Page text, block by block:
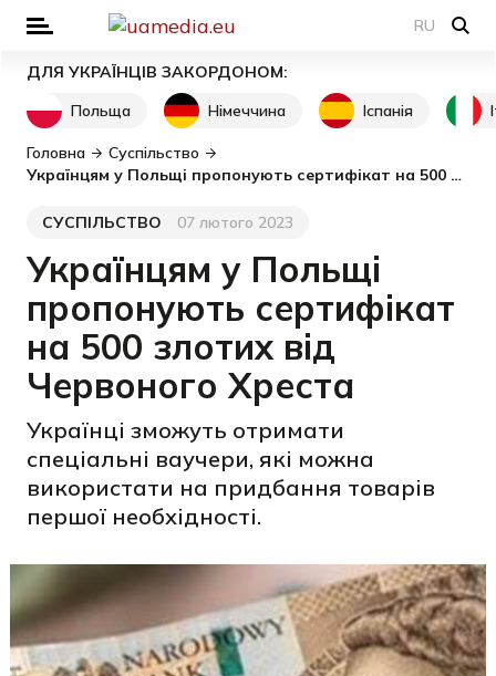
RU
ДЛЯ УКРАЇНЦІВ ЗАКОРДОНОМ:
Польща
Німеччина Іспанія
Головна
Суспільство
Українцям у Польщі пропонують сертифікат на 500 злотих від Червоного Хреста
Категорія
СУСПІЛЬСТВО
Дата публікації07 лютого 2023
Українцям у Польщі
пропонують сертифікат
на 500 злотих від
Червоного Хреста
Українці зможуть отримати
спеціальні ваучери, які можна
використати на придбання товарів
першої необхідності.